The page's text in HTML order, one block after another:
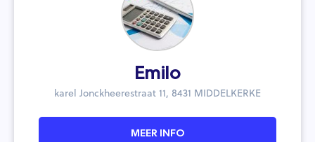
Emilo
karel Jonckheerestraat 11, 8431 MIDDELKERKE
MEER INFO